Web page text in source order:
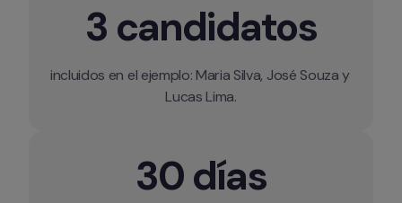
3 candidatos
incluidos en el ejemplo: Maria Silva, José Souza y
30 días